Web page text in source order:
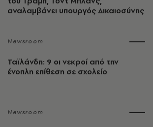
αναλαμβάνει υπουργός Δικαιοσύνης
Newsroom
Ταϊλάνδη: 9 οι νεκροί από την
ένοπλη επίθεση σε σχολείο
Newsroom